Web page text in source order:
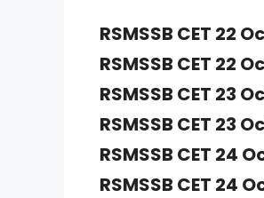
RSMSSB CET 22
RSMSSB CET 22
RSMSSB CET 23
RSMSSB CET 23
RSMSSB CET 24
RSMSSB CET 24